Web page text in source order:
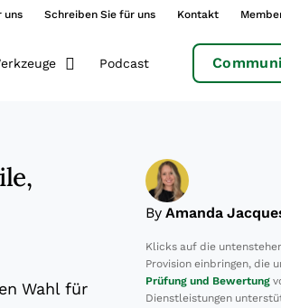
uns Schreiben Sie für uns Kontakt
Podcast
Wahl für
By Amanda
Klicks auf die
Provision einbringen, die
Prüfung und Bewertung
Dienstleistungen